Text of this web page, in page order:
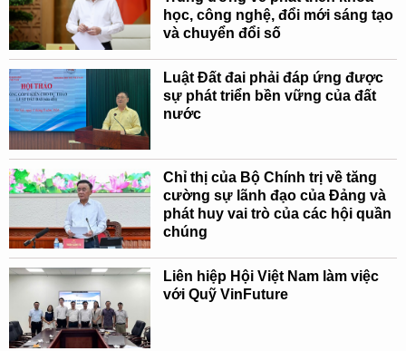
học, công nghệ, đổi mới sáng tạo
và chuyển đổi số
Luật Đất đai phải đáp ứng được
sự phát triển bền vững của đất
nước
Chỉ thị của Bộ Chính trị về tăng
cường sự lãnh đạo của Đảng và
phát huy vai trò của các hội quần
chúng
Liên hiệp Hội Việt Nam làm việc
với Quỹ VinFuture